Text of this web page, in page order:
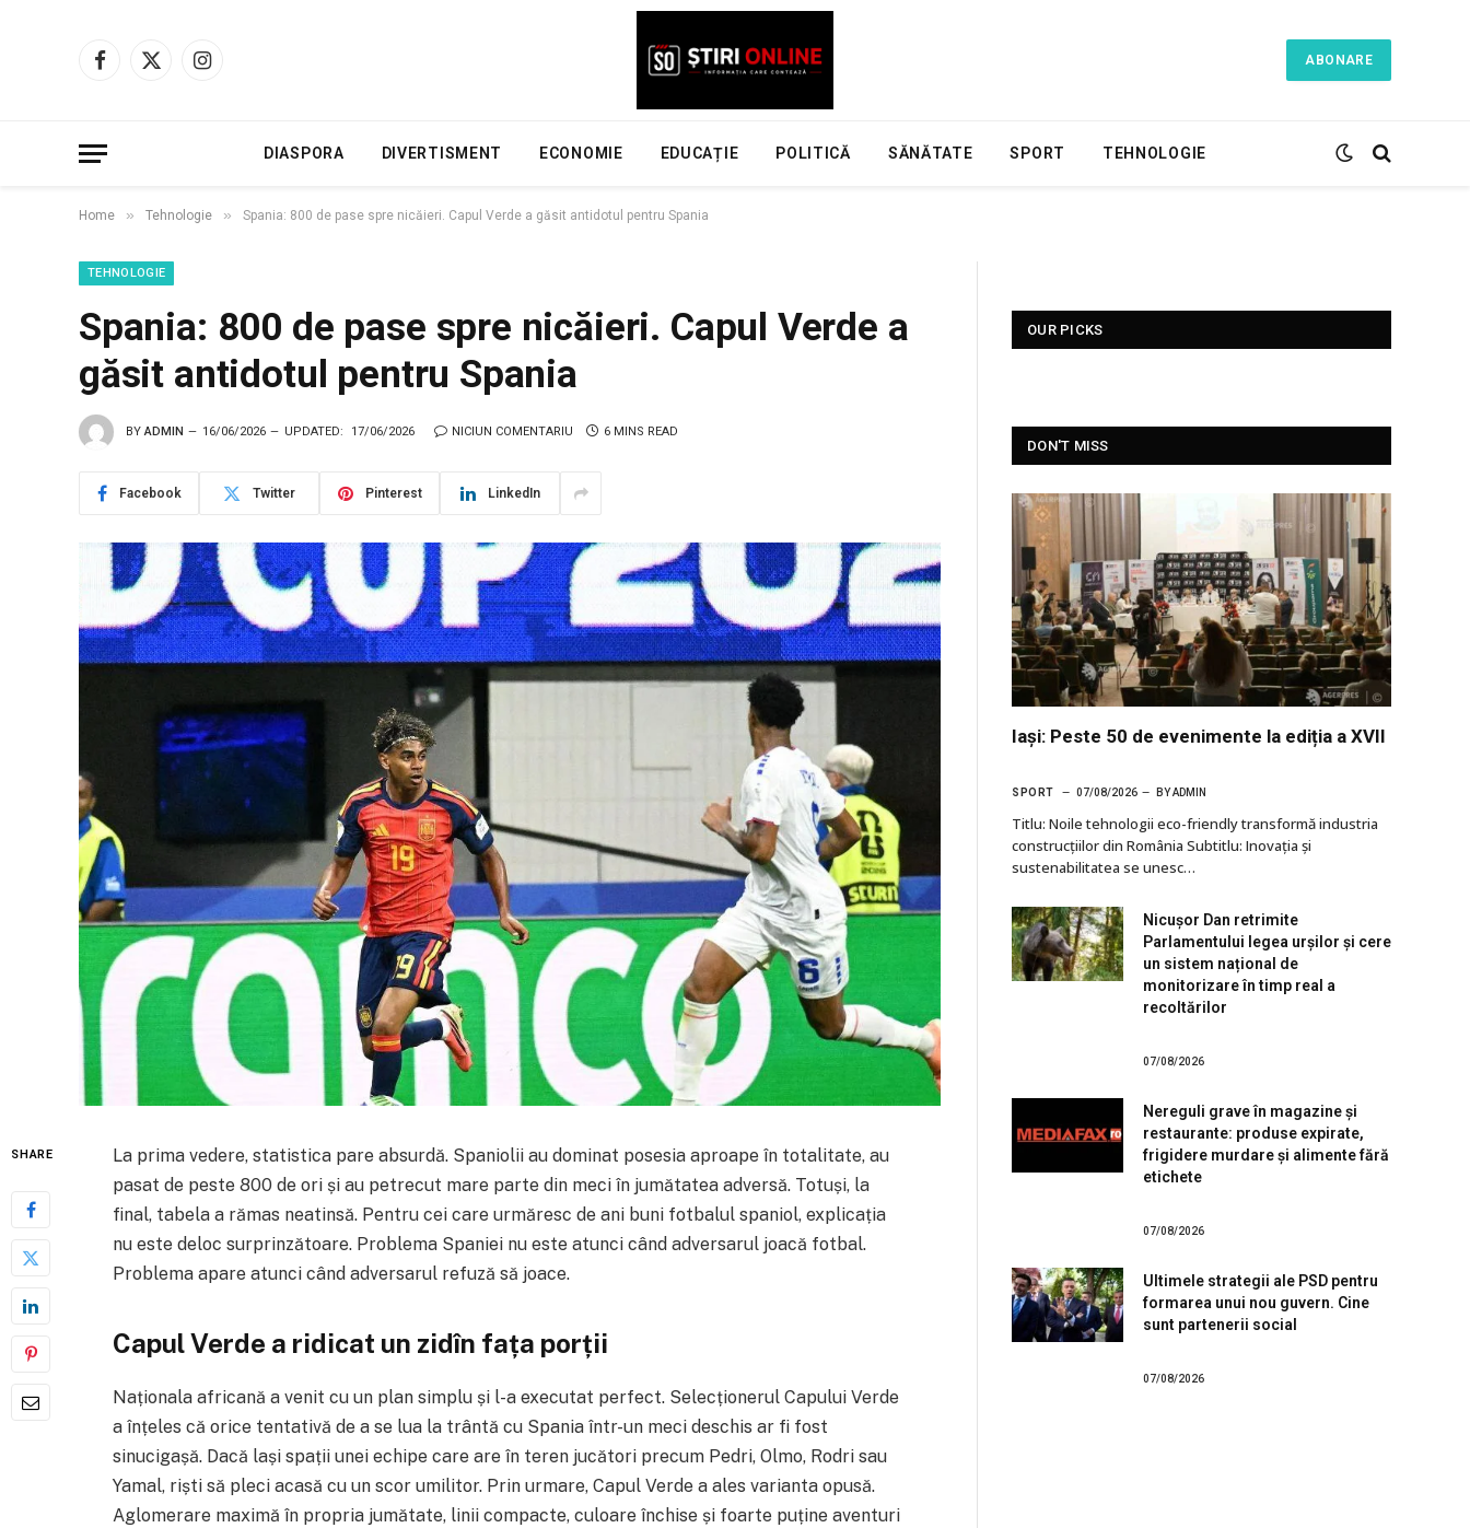
Facebook
X
Instagram
ABONARE
DIASPORA DIVERTISMENT ECONOMIE EDUCAȚIE POLITICĂ SĂNĂTATE SPORT TEHNOLOGIE
Home » Tehnologie » Spania: 800 de pase spre nicăieri. Capul Verde a găsit antidotul pentru Spania
TEHNOLOGIE
Spania: 800 de pase spre nicăieri. Capul Verde a
găsit antidotul pentru Spania
BY ADMIN 16/06/2026 UPDATED: 17/06/2026 NICIUN COMENTARIU 6 MINS READ
Facebook Twitter Pinterest LinkedIn
SHARE
La prima vedere, statistica pare absurdă. Spaniolii au dominat posesia aproape în totalitate, au
pasat de peste 800 de ori și au petrecut mare parte din meci în jumătatea adversă. Totuși, la
final, tabela a rămas neatinsă. Pentru cei care urmăresc de ani buni fotbalul spaniol, explicația
nu este deloc surprinzătoare. Problema Spaniei nu este atunci când adversarul joacă fotbal.
Problema apare atunci când adversarul refuză să joace.
Capul Verde a ridicat un zidîn fața porții
Naționala africană a venit cu un plan simplu și l-a executat perfect. Selecționerul Capului Verde
a înțeles că orice tentativă de a se lua la trântă cu Spania într-un meci deschis ar fi fost
sinucigașă. Dacă lași spații unei echipe care are în teren jucători precum Pedri, Olmo, Rodri sau
Yamal, riști să pleci acasă cu un scor umilitor. Prin urmare, Capul Verde a ales varianta opusă.
Aglomerare maximă în propria jumătate, linii compacte, culoare închise și foarte puține aventuri
OUR PICKS
DON'T MISS
Iași: Peste 50 de evenimente la ediția a XVII
SPORT 07/08/2026 BY ADMIN
Titlu: Noile tehnologii eco-friendly transformă industria
construcțiilor din România Subtitlu: Inovația și
sustenabilitatea se unesc…
Nicușor Dan retrimite
Parlamentului legea urșilor și cere
un sistem național de
monitorizare în timp real a
recoltărilor
07/08/2026
Nereguli grave în magazine și
restaurante: produse expirate,
frigidere murdare și alimente fără
etichete
07/08/2026
Ultimele strategii ale PSD pentru
formarea unui nou guvern. Cine
sunt partenerii social
07/08/2026